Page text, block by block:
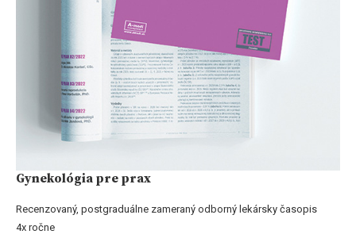
Gynekológia pre prax
Recenzovaný, postgraduálne zameraný odborný lekársky časopis
4x ročne